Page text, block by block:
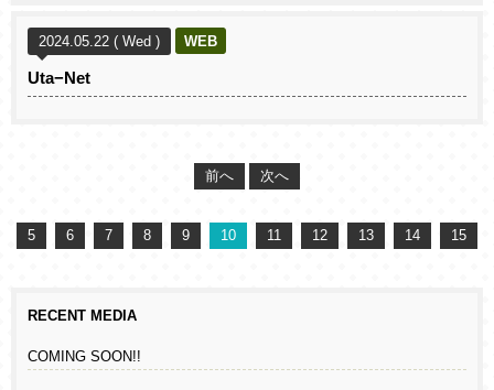
2024.05.22 ( Wed ) WEB
Uta−Net
前へ 次へ
5 6 7 8 9 10 11 12 13 14 15
RECENT MEDIA
COMING SOON!!